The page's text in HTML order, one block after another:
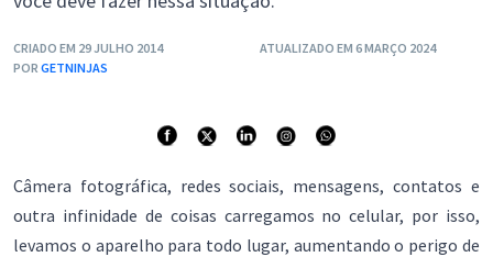
CRIADO EM 29 JULHO 2014
ATUALIZADO EM 6 MARÇO 2024
POR GETNINJAS
Câmera fotográfica, redes sociais, mensagens, contatos e
outra infinidade de coisas carregamos no celular, por isso,
levamos o aparelho para todo lugar, aumentando o perigo de